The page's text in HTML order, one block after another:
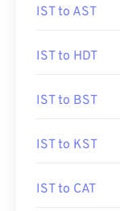
IST to AST
IST to HDT
IST to BST
IST to KST
IST to CAT